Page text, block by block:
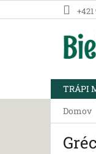
na
TRÁPI
Domov